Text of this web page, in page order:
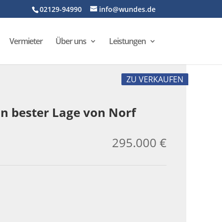
02129-94990 info@wundes.de
Vermieter Über uns Leistungen
ZU VERKAUFEN
bester Lage von Norf
295.000 €